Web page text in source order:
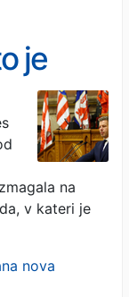
je
na
v kateri je
nova